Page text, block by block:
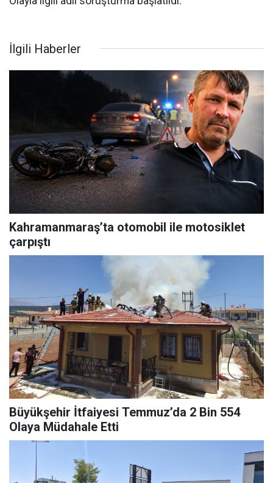
İlgili Haberler
Kahramanmaraş’ta otomobil ile motosiklet
çarpıştı
Büyükşehir İtfaiyesi Temmuz’da 2 Bin 554
Olaya Müdahale Etti